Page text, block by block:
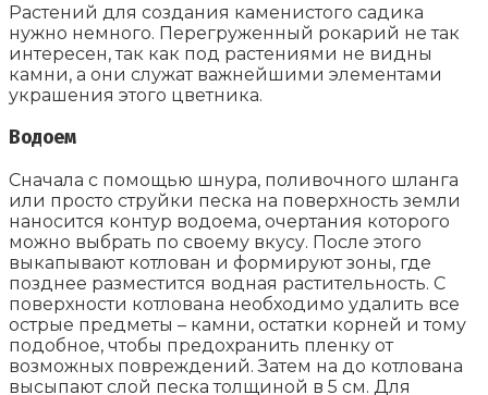
Растений для создания каменистого садика
нужно немного. Перегруженный рокарий не так
интересен, так как под растениями не видны
камни, а они служат важнейшими элементами
украшения этого цветника.
Водоем
Сначала с помощью шнура, поливочного шланга
или просто струйки песка на поверхность земли
наносится контур водоема, очертания которого
можно выбрать по своему вкусу. После этого
выкапывают котлован и формируют зоны, где
позднее разместится водная растительность. С
поверхности котлована необходимо удалить все
острые предметы – камни, остатки корней и тому
подобное, чтобы предохранить пленку от
возможных повреждений. Затем на до котлована
высыпают слой песка толщиной в 5 см. Для